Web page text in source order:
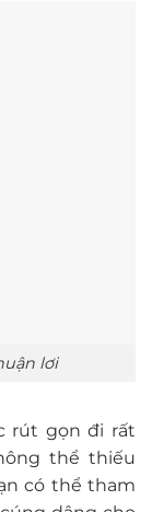
lơi
rút gọn đi rất
thể thiếu
có thể tham